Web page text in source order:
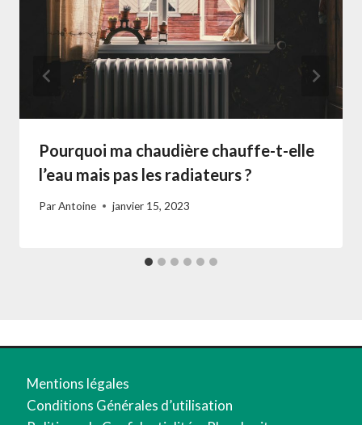
Pourquoi ma chaudière chauffe-t-elle
l’eau mais pas les radiateurs ?
ParAntoine janvier 15, 2023
Mentions légales
Conditions Générales d’utilisation